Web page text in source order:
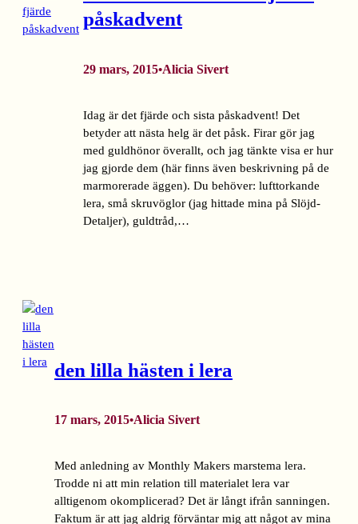
påskadvent
29 mars, 2015•Alicia Sivert
Idag är det fjärde och sista påskadvent! Det
betyder att nästa helg är det påsk. Firar gör jag
med guldhönor överallt, och jag tänkte visa er hur
jag gjorde dem (här finns även beskrivning på de
marmorerade äggen). Du behöver: lufttorkande
lera, små skruvöglor (jag hittade mina på Slöjd-
Detaljer), guldtråd,…
den lilla hästen i lera
17 mars, 2015•Alicia Sivert
Med anledning av Monthly Makers marstema lera.
Trodde ni att min relation till materialet lera var
alltigenom okomplicerad? Det är långt ifrån sanningen.
Faktum är att jag aldrig förväntar mig att något av mina